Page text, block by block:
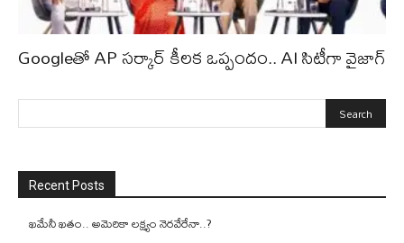
Googleతో AP సర్కార్ కీలక ఒప్పందం.. AI సిటీగా వైజాగ్
Recent Posts
ఖమేనీ ఖతం.. అమెరికా లక్ష్యం నెరవేరేనా..?